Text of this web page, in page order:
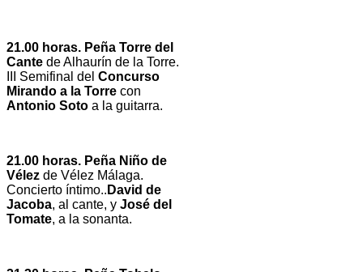
21.00 horas. Peña Torre del
Cante de Alhaurín de la Torre.
III Semifinal del Concurso
Mirando a la Torre con
Antonio Soto a la guitarra.
21.00 horas. Peña Niño de
Vélez de Vélez Málaga.
Concierto íntimo.. David de
Jacoba, al cante, y José del
Tomate, a la sonanta.